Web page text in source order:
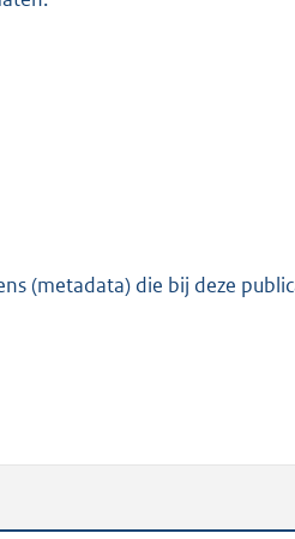
(metadata) die bij deze